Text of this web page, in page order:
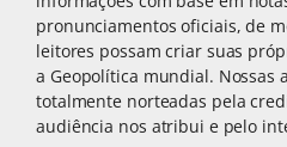
pronunciamentos oficiais, de
leitores possam criar suas
a Geopolítica mundial. Nossas
totalmente norteadas pela
audiência nos atribui e pelo